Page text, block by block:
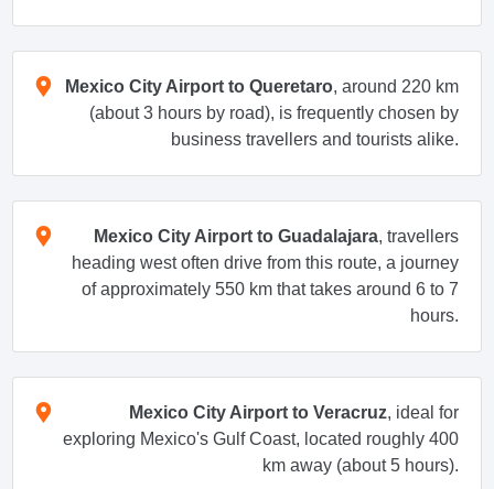
Mexico City Airport to Queretaro, around 220 km
(about 3 hours by road), is frequently chosen by
business travellers and tourists alike.
Mexico City Airport to Guadalajara, travellers
heading west often drive from this route, a journey
of approximately 550 km that takes around 6 to 7
hours.
Mexico City Airport to Veracruz, ideal for
exploring Mexico's Gulf Coast, located roughly 400
km away (about 5 hours).